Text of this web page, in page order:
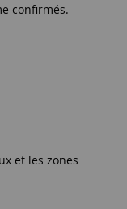
confirmés.
et les zones